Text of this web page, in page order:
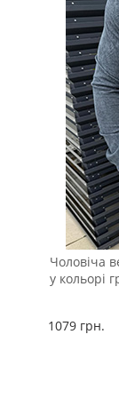
Чоловіча
у кольорі
1079 грн.